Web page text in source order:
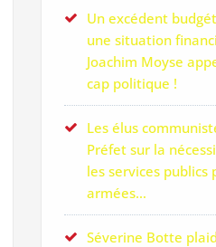
Un excédent
une situation
Joachim Moyse
cap politique !
Les élus
Préfet sur la
les services publics
armées…
Séverine Botte